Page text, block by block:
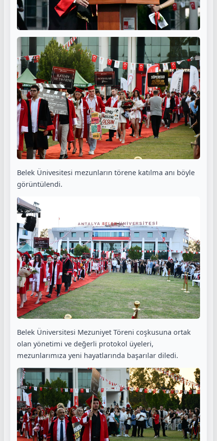
Belek Ünivesitesi mezunların törene katılma anı böyle
görüntülendi.
Belek Üniversitesi Mezuniyet Töreni coşkusuna ortak
olan yönetimi ve değerli protokol üyeleri,
mezunlarımıza yeni hayatlarında başarılar diledi.